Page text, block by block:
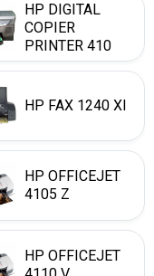
HP DIGITAL
COPIER
PRINTER 410
HP FAX 1240 XI
HP OFFICEJET
4105 Z
HP OFFICEJET